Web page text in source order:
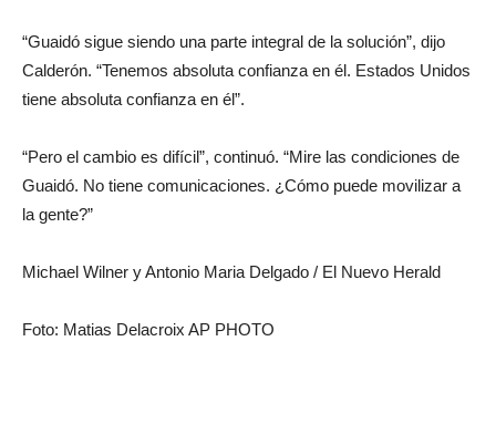
“Guaidó sigue siendo una parte integral de la solución”, dijo
Calderón. “Tenemos absoluta confianza en él. Estados Unidos
tiene absoluta confianza en él”.
“Pero el cambio es difícil”, continuó. “Mire las condiciones de
Guaidó. No tiene comunicaciones. ¿Cómo puede movilizar a
la gente?”
Michael Wilner y Antonio Maria Delgado / El Nuevo Herald
Foto: Matias Delacroix AP PHOTO